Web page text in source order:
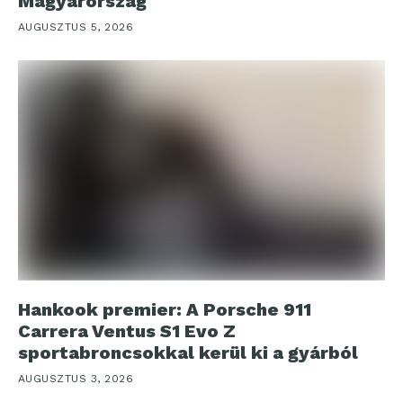
AUGUSZTUS 5, 2026
Hankook premier: A Porsche 911
Carrera Ventus S1 Evo Z
sportabroncsokkal kerül ki a gyárból
AUGUSZTUS 3, 2026